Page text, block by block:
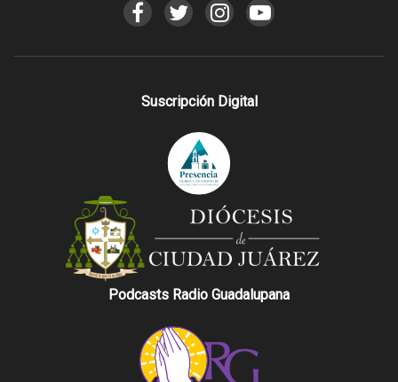
Suscripción Digital
Podcasts Radio Guadalupana